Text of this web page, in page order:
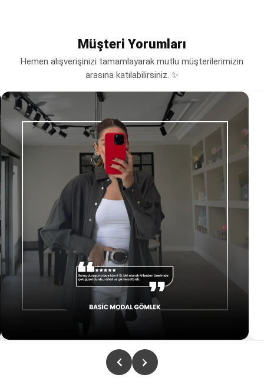
Müşteri Yorumları
Hemen alışverişinizi tamamlayarak mutlu müşterilerimizin
arasına katılabilirsiniz. ✨